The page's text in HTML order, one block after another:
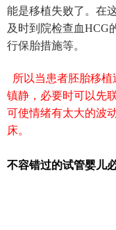
能是移植失败了。在
及时到院检查血HCG
行保胎措施等。
所以当患者胚胎移
镇静，必要时可以先
可使情绪有太大的波
床。
不容错过的试管婴儿